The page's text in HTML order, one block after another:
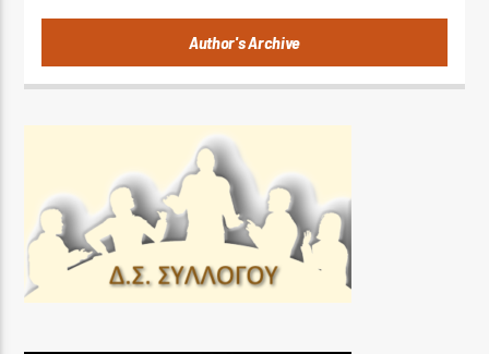
Author's Archive